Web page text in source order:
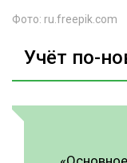
Фото: ru.freepik.com
Учёт по-